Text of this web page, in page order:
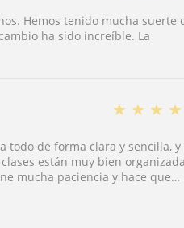
Hemos tenido mucha suerte
ha sido increíble. La
★ ★ ★ ★
todo de forma clara y sencilla, y
están muy bien
mucha paciencia y hace que
siempre tiene recursos y